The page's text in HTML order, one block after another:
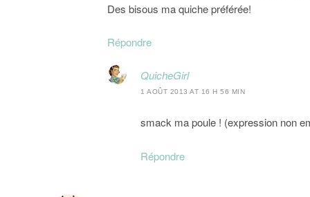
Des bisous ma quiche préférée!
Répondre
QuicheGirl
1 AOÛT 2013 AT 16 H 56 MIN
smack ma poule ! (expression non
Répondre